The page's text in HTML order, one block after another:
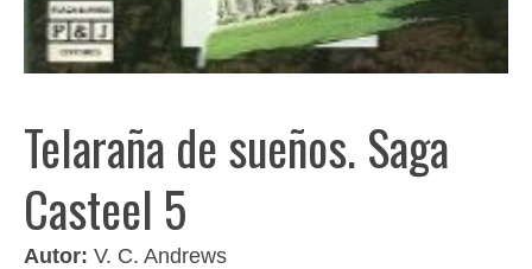
Telaraña de sueños. Saga
Casteel 5
Autor: V. C. Andrews